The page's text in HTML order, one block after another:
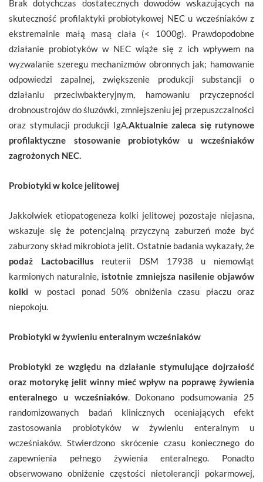
Brak dotychczas dostatecznych dowodów wskazujących na
skuteczność profilaktyki probiotykowej NEC u wcześniaków z
ekstremalnie małą masą ciała (< 1000g). Prawdopodobne
działanie probiotyków w NEC wiąże się z ich wpływem na
wyzwalanie szeregu mechanizmów obronnych jak; hamowanie
odpowiedzi zapalnej, zwiększenie produkcji substancji o
działaniu przeciwbakteryjnym, hamowaniu przyczepności
drobnoustrojów do śluzówki, zmniejszeniu jej przepuszczalności
oraz stymulacji produkcji IgA. Aktualnie zaleca się rutynowe
profilaktyczne stosowanie probiotyków u wcześniaków
zagrożonych NEC.
Probiotyki w kolce jelitowej
Jakkolwiek etiopatogeneza kolki jelitowej pozostaje niejasna,
wskazuje się że potencjalną przyczyną zaburzeń może być
zaburzony skład mikrobiota jelit. Ostatnie badania wykazały, że
podaż Lactobacillus reuterii DSM 17938 u niemowląt
karmionych naturalnie, istotnie zmniejsza nasilenie objawów
kolki w postaci ponad 50% obniżenia czasu płaczu oraz
niepokoju.
Probiotyki w żywieniu enteralnym wcześniaków
Probiotyki ze względu na działanie stymulujące dojrzałość
oraz motorykę jelit winny mieć wpływ na poprawę żywienia
enteralnego u wcześniaków. Dokonano podsumowania 25
randomizowanych badań klinicznych oceniających efekt
zastosowania probiotyków w żywieniu enteralnym u
wcześniaków. Stwierdzono skrócenie czasu koniecznego do
zapewnienia pełnego żywienia enteralnego. Ponadto
obserwowano obniżenie częstości nietolerancji pokarmowej,